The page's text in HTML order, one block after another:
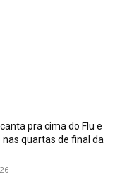
pra cima do Flu e
nas quartas de final da